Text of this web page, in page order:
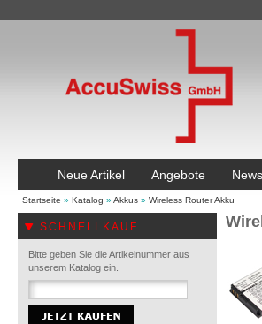
Neue Artikel Angebote
Startseite » Katalog » Akkus » Wireless Router Akku
SCHNELLKAUF
Bitte geben Sie die Artikelnummer aus
unserem Katalog ein.